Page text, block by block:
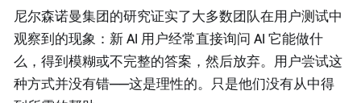
尼尔森诺曼集团的研究证实了大多数团队在用户测试中
观察到的现象：新 AI 用户经常直接询问 AI 它能做什
么，得到模糊或不完整的答案，然后放弃。用户尝试这
种方式并没有错——这是理性的。只是他们没有从中得